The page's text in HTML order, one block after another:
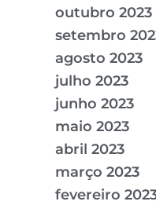
outubro 2023
setembro
agosto 2023
julho 2023
junho 2023
maio 2023
abril 2023
março 2023
fevereiro